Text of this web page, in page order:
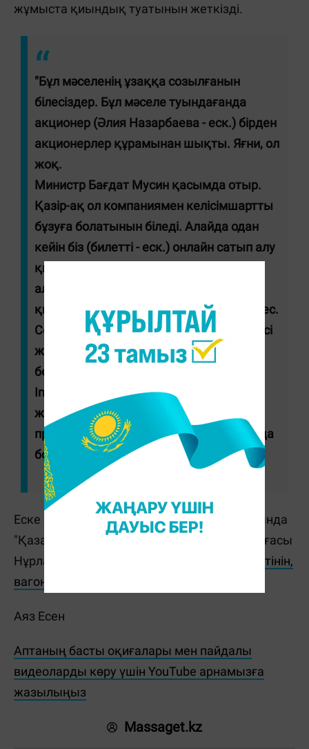
жұмыста қиындық туатынын жеткізді.
"Бұл мәселенің ұзаққа созылғанын
білесіздер. Бұл мәселе туындағанда
акционер (Әлия Назарбаева - еск.) бірден
акционерлер құрамынан шықты. Яғни, ол
жоқ.
Министр Бағдат Мусин қасымда отыр.
Қазір-ақ ол компаниямен келісімшартты
бұзуға болатынын біледі. Алайда одан
кейін біз (билетті - еск.) онлайн сатып алу
қызметін жолаушыларға ұсына
алмаймыз. Демек компаниядан бұл
қызметті осылай жұлып алу мүмкін емес.
Сондықтан бүгінде құзыретті беру актісі
жүріп жатыр. Ашық конкурс өтті. Оны
белгілі бір компания жеңіп алды. Қазір
Instant Payments ЖШС-ден конкурсты
жеңіп алған жаңа компанияға тапсыру
процесі жүріп жатыр. Бұл 1 желтоқсанда
болады", - деді басқарма төрағасы.
Еске салайық, бұған дейін Үкімет отырысында
"Қазақстан темір жолы" АҚ басқарма төрағасы
Нұрлан Сауранбаев
пойыздар кешігіп келетінін,
вагондар тозғанын
Аяз Есен
Аптаның басты оқиғалары мен пайдалы
видеоларды көру үшін YouTube арнамызға
жазылыңыз
Massaget.kz